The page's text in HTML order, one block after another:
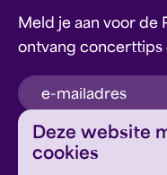
Deze website
cookies
Meld je aan voor de
ontvang concerttips
inschrijven